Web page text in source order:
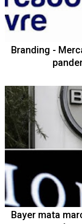
Branding -
Bayer mata